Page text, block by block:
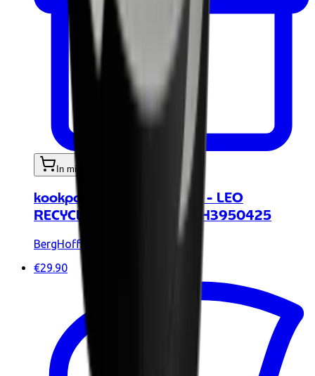
In mijn winkelwagen
kookpan met deksel 18cm - LEO
RECYCLED Balance MM BH3950425
BergHoff
€29.90